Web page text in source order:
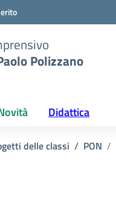
Polizzano
Didattica
delle classi PON